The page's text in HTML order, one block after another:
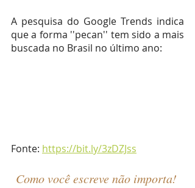
A pesquisa do Google Trends indica
que a forma ''pecan'' tem sido a mais
buscada no Brasil no último ano:
Fonte: https://bit.ly/3zDZJss
Como você escreve não importa!